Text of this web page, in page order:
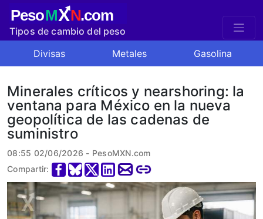
PesoMXN.com
Tipos de cambio del peso
Divisas Metales Gasolina
Minerales críticos y nearshoring: la
ventana para México en la nueva
geopolítica de las cadenas de
suministro
08:55 02/06/2026 - PesoMXN.com
Compartir: